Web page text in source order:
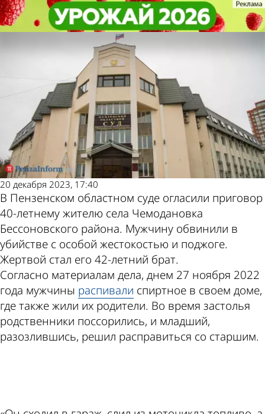
Сжег брата заживо: жителю
Чемодановки огласили приговор
Криминал
20 декабря 2023, 17:40
В Пензенском областном суде огласили приговор
40-летнему жителю села Чемодановка
Бессоновского района. Мужчину обвинили в
убийстве с особой жестокостью и поджоге.
Жертвой стал его 42-летний брат.
Согласно материалам дела, днем 27 ноября 2022
года мужчины распивали спиртное в своем доме,
где также жили их родители. Во время застолья
родственники поссорились, и младший,
разозлившись, решил расправиться со старшим.
Сжег брата заживо: жителю
Чемодановки огласили приговор
Криминал
Другие новости
по теме
Погода и курсы
валют в Пензе